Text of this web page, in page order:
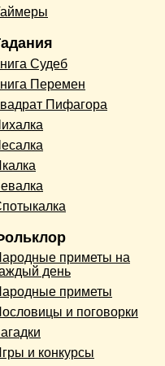
Судеб
Перемен
Пифагора
приметы на
день
приметы
и поговорки
и конкурсы